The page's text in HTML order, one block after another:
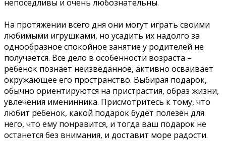
непоседливы и очень любознательны.
На протяжении всего дня они могут играть своими
любимыми игрушками, но усадить их надолго за
однообразное спокойное занятие у родителей не
получается. Все дело в особенности возраста –
ребенок познает неизведанное, активно осваивает
окружающее его пространство. Выбирая подарок,
обычно ориентируются на пристрастия, образ жизни,
увлечения именинника. Присмотритесь к тому, что
любит ребенок, какой подарок будет полезен для
него, что ему понравится, и тогда ваш подарок не
останется без внимания, и доставит море радости.